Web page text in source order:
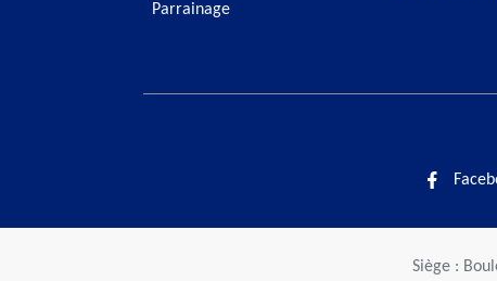
Parrainage
Siège :